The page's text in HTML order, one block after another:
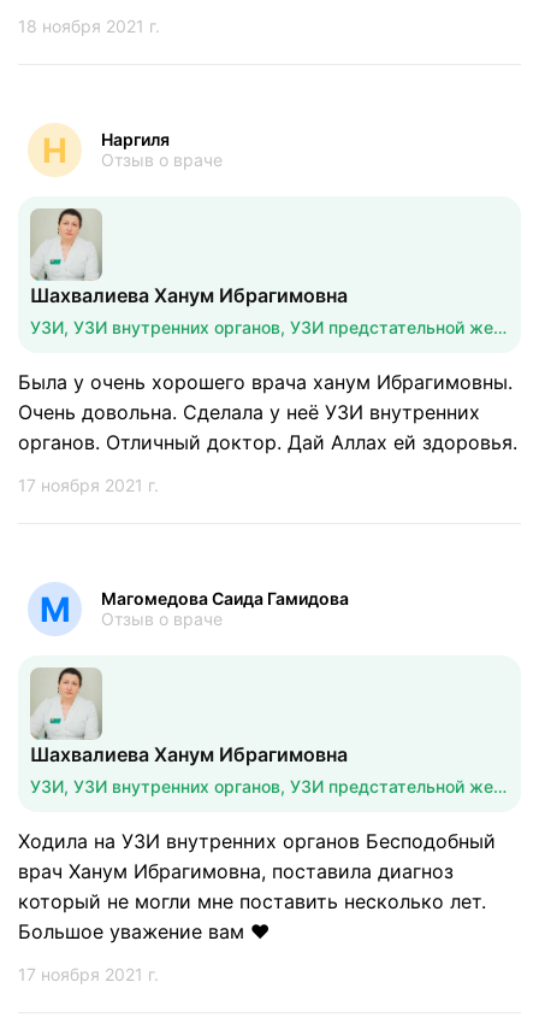
18 ноября 2021 г.
Н
Наргиля
Отзыв о враче
Шахвалиева Ханум Ибрагимовна
УЗИ, УЗИ внутренних органов, УЗИ предстательной железы
Была у очень хорошего врача ханум Ибрагимовны.
Очень довольна. Сделала у неё УЗИ внутренних
органов. Отличный доктор. Дай Аллах ей здоровья.
17 ноября 2021 г.
М
Магомедова Саида Гамидова
Отзыв о враче
Шахвалиева Ханум Ибрагимовна
УЗИ, УЗИ внутренних органов, УЗИ предстательной железы
Ходила на УЗИ внутренних органов Бесподобный
врач Ханум Ибрагимовна, поставила диагноз
который не могли мне поставить несколько лет.
Большое уважение вам ❤️
17 ноября 2021 г.